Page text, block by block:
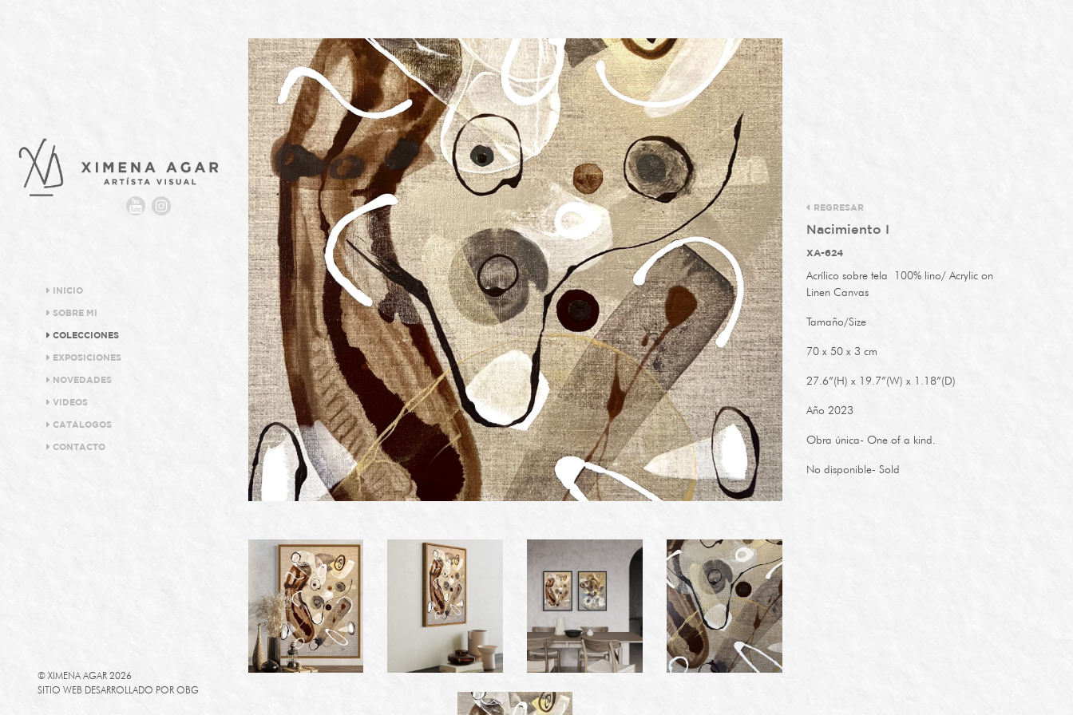
INICIO
SOBRE MI
COLECCIONES
EXPOSICIONES
NOVEDADES
VIDEOS
CATÁLOGOS
CONTACTO
REGRESAR
Nacimiento I
XA-624
Acrílico sobre tela 100% lino/ Acrylic on
Linen Canvas
Tamaño/Size
70 x 50 x 3 cm
27.6”(H) x 19.7”(W) x 1.18”(D)
Año 2023
Obra única- One of a kind.
No disponible- Sold
© XIMENA AGAR 2026
SITIO WEB DESARROLLADO POR OBG